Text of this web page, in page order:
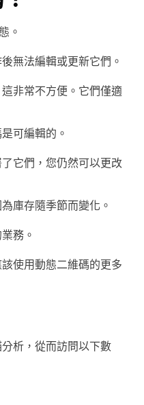
。
無法編輯或更新它們。
非常不方便。它們僅適
可編輯的。
它們，您仍然可以更改
庫存隨季節而變化。
務。
使用動態二維碼的更多
析，從而訪問以下數